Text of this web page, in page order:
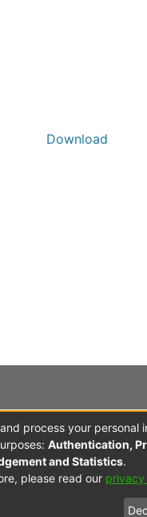
Download
process your personal
Authentication,
and Statistics.
please read our privacy